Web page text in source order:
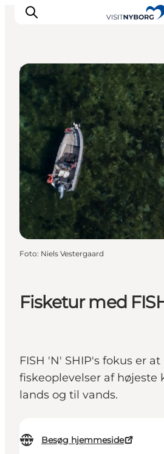
Oplev Nyborg
Outdoor
Det sker i Nyborg
Sprogø
Planlæg din tur
Book & køb
Fisketur med
FISH 'N' SHIP's fokus er at
fiskeoplevelser af højeste
lands og til vands.
Besøg hjemmeside
Lystfiskeri
Foto: Niels Vestergaard